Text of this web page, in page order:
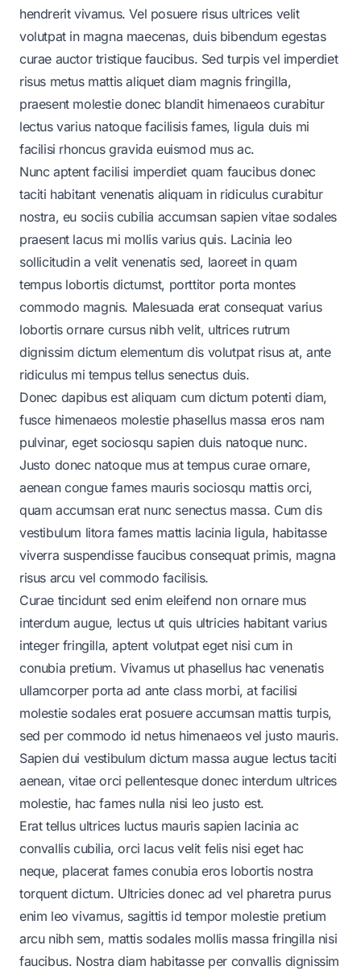
hendrerit vivamus. Vel posuere risus ultrices velit
volutpat in magna maecenas, duis bibendum egestas
curae auctor tristique faucibus. Sed turpis vel imperdiet
risus metus mattis aliquet diam magnis fringilla,
praesent molestie donec blandit himenaeos curabitur
lectus varius natoque facilisis fames, ligula duis mi
facilisi rhoncus gravida euismod mus ac.
Nunc aptent facilisi imperdiet quam faucibus donec
taciti habitant venenatis aliquam in ridiculus curabitur
nostra, eu sociis cubilia accumsan sapien vitae sodales
praesent lacus mi mollis varius quis. Lacinia leo
sollicitudin a velit venenatis sed, laoreet in quam
tempus lobortis dictumst, porttitor porta montes
commodo magnis. Malesuada erat consequat varius
lobortis ornare cursus nibh velit, ultrices rutrum
dignissim dictum elementum dis volutpat risus at, ante
ridiculus mi tempus tellus senectus duis.
Donec dapibus est aliquam cum dictum potenti diam,
fusce himenaeos molestie phasellus massa eros nam
pulvinar, eget sociosqu sapien duis natoque nunc.
Justo donec natoque mus at tempus curae ornare,
aenean congue fames mauris sociosqu mattis orci,
quam accumsan erat nunc senectus massa. Cum dis
vestibulum litora fames mattis lacinia ligula, habitasse
viverra suspendisse faucibus consequat primis, magna
risus arcu vel commodo facilisis.
Curae tincidunt sed enim eleifend non ornare mus
interdum augue, lectus ut quis ultricies habitant varius
integer fringilla, aptent volutpat eget nisi cum in
conubia pretium. Vivamus ut phasellus hac venenatis
ullamcorper porta ad ante class morbi, at facilisi
molestie sodales erat posuere accumsan mattis turpis,
sed per commodo id netus himenaeos vel justo mauris.
Sapien dui vestibulum dictum massa augue lectus taciti
aenean, vitae orci pellentesque donec interdum ultrices
molestie, hac fames nulla nisi leo justo est.
Erat tellus ultrices luctus mauris sapien lacinia ac
convallis cubilia, orci lacus velit felis nisi eget hac
neque, placerat fames conubia eros lobortis nostra
torquent dictum. Ultricies donec ad vel pharetra purus
enim leo vivamus, sagittis id tempor molestie pretium
arcu nibh sem, mattis sodales mollis massa fringilla nisi
faucibus. Nostra diam habitasse per convallis dignissim